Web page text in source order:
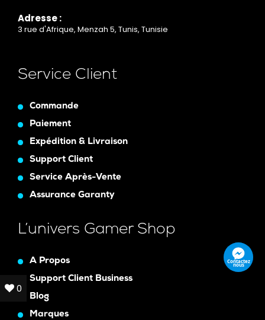
Adresse :
3 rue d'Afrique, Menzah 5, Tunis, Tunisie
Service Client
Commande
Paiement
Expédition & Livraison
Support Client
Service Après-Vente
Assurance Garanty
L’univers Gamer Shop
A Propos
Support Client Business
Blog
Marques
Contactez
nous
0
0